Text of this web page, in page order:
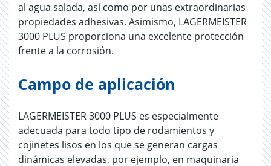
al agua salada, así como por unas extraordinarias
propiedades adhesivas. Asimismo, LAGERMEISTER
3000 PLUS proporciona una excelente protección
frente a la corrosión.
Campo de aplicación
LAGERMEISTER 3000 PLUS es especialmente
adecuada para todo tipo de rodamientos y
cojinetes lisos en los que se generan cargas
dinámicas elevadas, por ejemplo, en maquinaria